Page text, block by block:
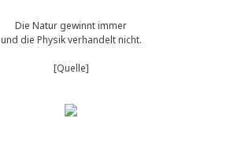
Die Natur gewinnt immer
und die Physik verhandelt nicht.
[Quelle]